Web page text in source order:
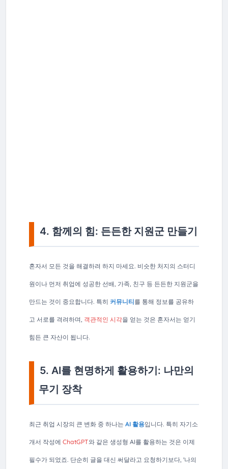
4. 함께의 힘: 든든한 지원군 만들기
혼자서 모든 것을 해결하려 하지 마세요. 비슷한 처지의 스터디
원이나 먼저 취업에 성공한 선배, 가족, 친구 등 든든한 지원군을
만드는 것이 중요합니다. 특히 커뮤니티를 통해 정보를 공유하
고 서로를 격려하며, 객관적인 시각을 얻는 것은 혼자서는 얻기
힘든 큰 자산이 됩니다.
5. AI를 현명하게 활용하기: 나만의
무기 장착
최근 취업 시장의 큰 변화 중 하나는 AI 활용입니다. 특히 자기소
개서 작성에 ChatGPT와 같은 생성형 AI를 활용하는 것은 이제
필수가 되었죠. 단순히 글을 대신 써달라고 요청하기보다, '나의